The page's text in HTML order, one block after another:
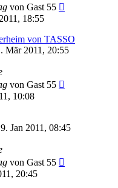
von Gast 55
18:55
von TASSO
Mär 2011, 20:55
von Gast 55
10:08
Jan 2011, 08:45
von Gast 55
20:45